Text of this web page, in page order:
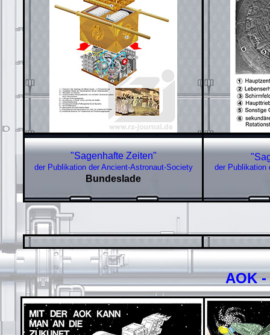
"Sagenhafte Zeiten"
der Publikation der Ancient-Astronaut-Society
Bundeslade
der Publikation
AOK